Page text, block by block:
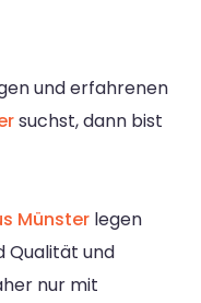
und erfahrenen
suchst, dann bist
Münster legen
Qualität und
nur mit